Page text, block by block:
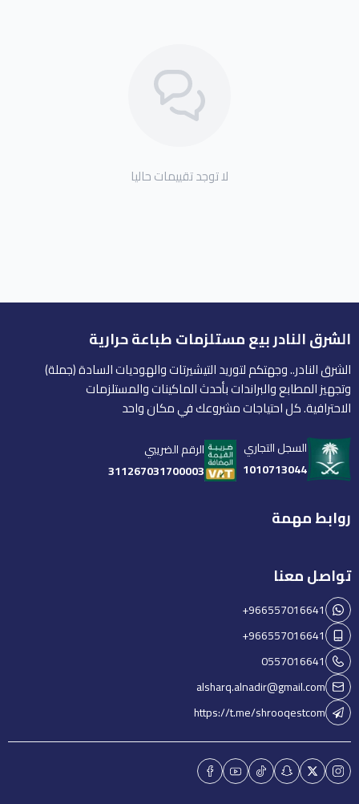
لا توجد تقييمات حاليا
الشرق النادر بيع مستلزمات طباعة حرارية
الشرق النادر.. وجهتكم لتوريد التيشيرتات والهوديات السادة (جملة)
وتجهيز المطابع والبراندات بأحدث الماكينات والمستلزمات
الاحترافية. كل احتياجات مشروعك في مكان واحد
السجل التجاري
1010713044
الرقم الضريبي
311267031700003
روابط مهمة
تواصل معنا
+966557016641
+966557016641
0557016641
alsharq.alnadir@gmail.com
https://t.me/shrooqestcom